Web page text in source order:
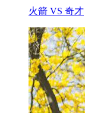
火箭 VS 奇才